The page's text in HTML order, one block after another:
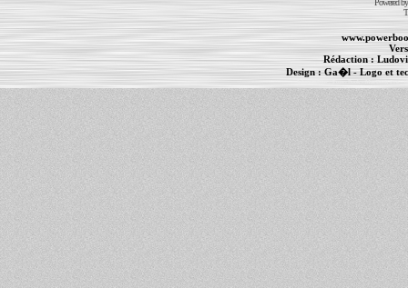
Powered
Rédaction :
Design :Ga�l- Logo et
PowerBook MacBook Pro